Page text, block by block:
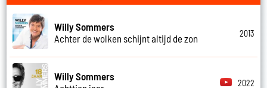
Willy Sommers
Achter de wolken schijnt altijd de zon
2013
Willy Sommers
2022